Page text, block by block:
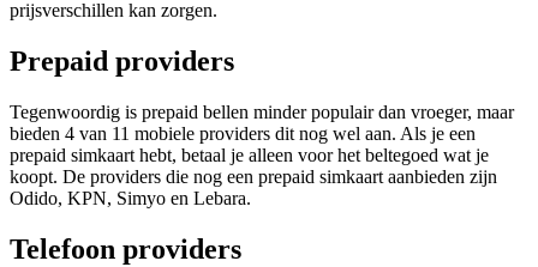
prijsverschillen kan zorgen.
Prepaid providers
Tegenwoordig is prepaid bellen minder populair dan vroeger, maar
bieden 4 van 11 mobiele providers dit nog wel aan. Als je een
prepaid simkaart hebt, betaal je alleen voor het beltegoed wat je
koopt. De providers die nog een prepaid simkaart aanbieden zijn
Odido, KPN, Simyo en Lebara.
Telefoon providers